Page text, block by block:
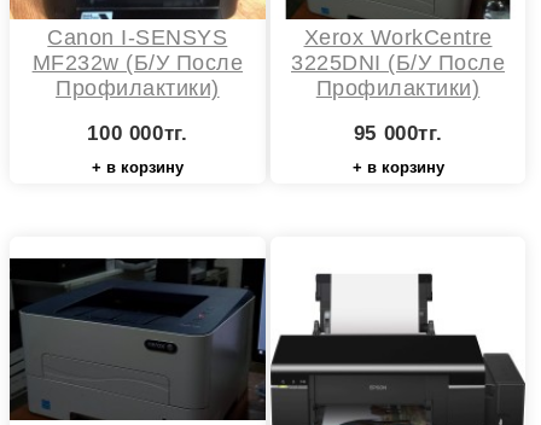
Canon I-SENSYS
MF232w (Б/У После
Профилактики)
100 000тг.
+ в корзину
Xerox WorkCentre
3225DNI (Б/у После
Профилактики)
95 000тг.
+ в корзину